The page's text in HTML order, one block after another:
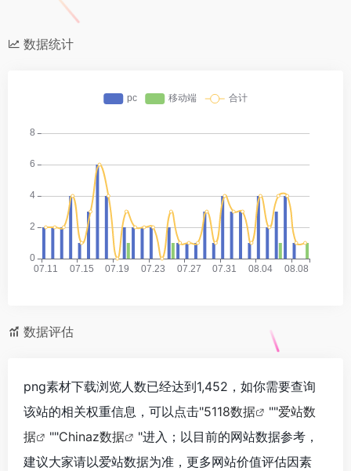
数据统计
数据评估
png素材下载浏览人数已经达到1,452，如你需要查询
该站的相关权重信息，可以点击"5118数据 ""爱站数
据
""Chinaz数据
"进入；以目前的网站数据参考，
建议大家请以爱站数据为准，更多网站价值评估因素